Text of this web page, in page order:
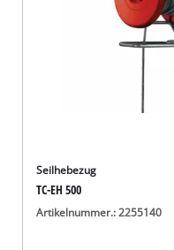
Seilhebezug
TC-EH 500
Artikelnummer.: 2255140